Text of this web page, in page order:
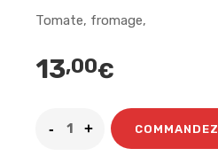
Tomate, fromage,
13,00€
COMMANDEZ